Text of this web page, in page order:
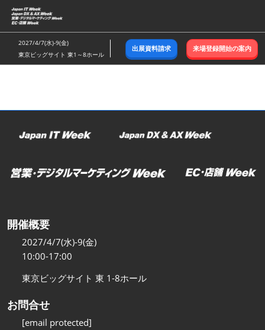
ス
キ
ッ
し
む
2027/4/7(水)-9(金)
東京ビッグサイト 東1～8ホール
出展資料請求 来場登録開始の案内
開催概要
2027/4/7(水)-9(金)
10:00-17:00
東京ビッグサイト 東 1-8ホール
お問合せ
[email protected]